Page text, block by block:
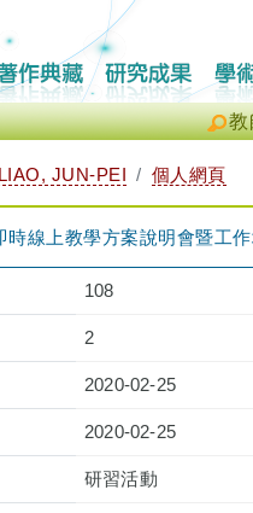
教
JUN-PEI 個人網頁
時線上教學方案說明會暨工
108
2
2020-02-25
2020-02-25
研習活動